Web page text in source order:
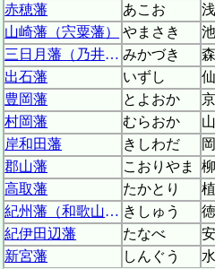
赤穂藩
あこお
山崎藩（宍粟藩）
やまさき
三日月藩（乃井野藩） みかづき 森
出石藩
いずし
豊岡藩
とよおか
村岡藩
むらおか
岸和田藩
きしわだ
郡山藩
こおりやま
高取藩
たかとり
紀州藩（和歌山藩） きしゅう 徳
紀伊田辺藩
たなべ
新宮藩
しんぐう